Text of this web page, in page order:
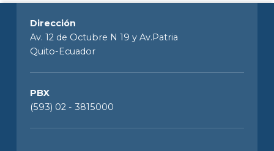
Dirección
Av. 12 de Octubre N 19 y Av.Patria
Quito-Ecuador
PBX
(593) 02 - 3815000